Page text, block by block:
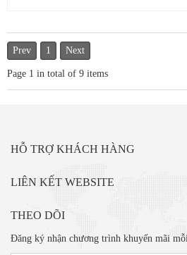
Prev 1 Next
Page 1 in total of 9 items
HỖ TRỢ KHÁCH HÀNG
LIÊN KẾT WEBSITE
THEO DÕI
Đăng ký nhận chương trình khuyến mãi